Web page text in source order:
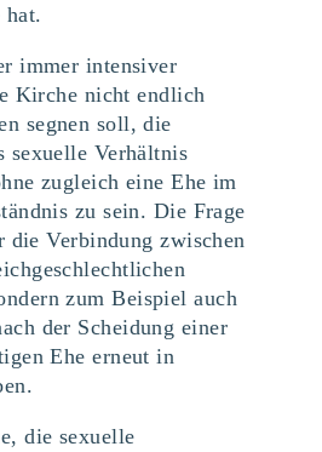
hat.
immer intensiver
Kirche nicht endlich
segnen soll, die
sexuelle Verhältnis
zugleich eine Ehe im
zu sein. Die Frage
Verbindung zwischen
zum Beispiel auch
der Scheidung einer
Ehe erneut in
die sexuelle